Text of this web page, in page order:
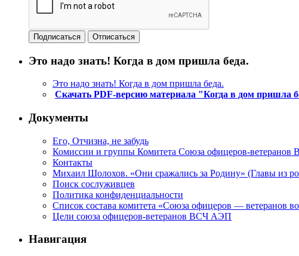
Это надо знать! Когда в дом пришла беда.
Это надо знать! Когда в дом пришла беда.
Скачать PDF-версию материала "Когда в дом пришла
Документы
Его, Отчизна, не забудь
Комиссии и группы Комитета Союза офицеров-
Контакты
Михаил Шолохов. «Они сражались за Родину» (Главы из
Поиск сослуживцев
Политика конфиденциальности
Список состава комитета «Союза офицеров — ветеранов
Цели союза офицеров-ветеранов ВСЧ АЭП
Навигация